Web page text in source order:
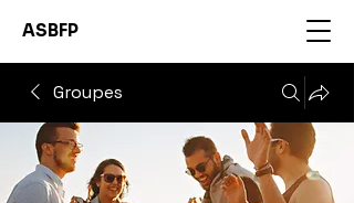
ASBFP
Groupes